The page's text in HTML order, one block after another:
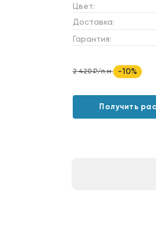
Цвет:
Доставка:
Гарантия:
2 420 ₽/п.м. -10%
Получить